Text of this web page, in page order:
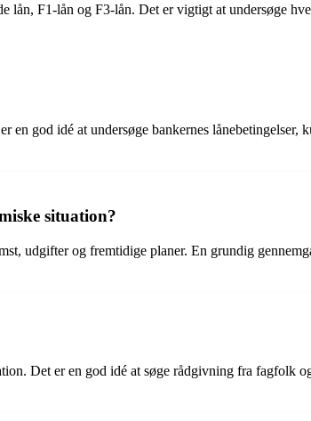
F1-lån og F3-lån. Det er vigtigt at undersøge
god idé at undersøge bankernes
situation?
udgifter og fremtidige planer. En grundig
Det er en god idé at søge rådgivning fra fagfolk